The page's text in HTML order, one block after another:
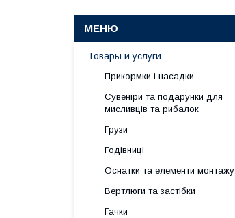
Товары и услуги
Прикормки і насадки
Сувеніри та подарунки для
мисливців та рибалок
Грузи
Годівниці
Оснатки та елементи монтажу
Вертлюги та застібки
Гачки